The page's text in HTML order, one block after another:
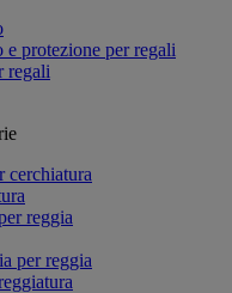
e protezione per regali
regali
cerchiatura
reggia
per reggia